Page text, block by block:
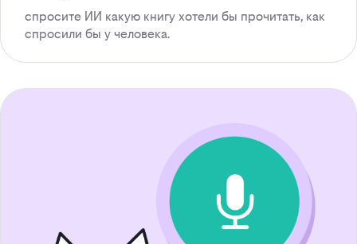
спросите ИИ какую книгу хотели бы прочитать, как
спросили бы у человека.